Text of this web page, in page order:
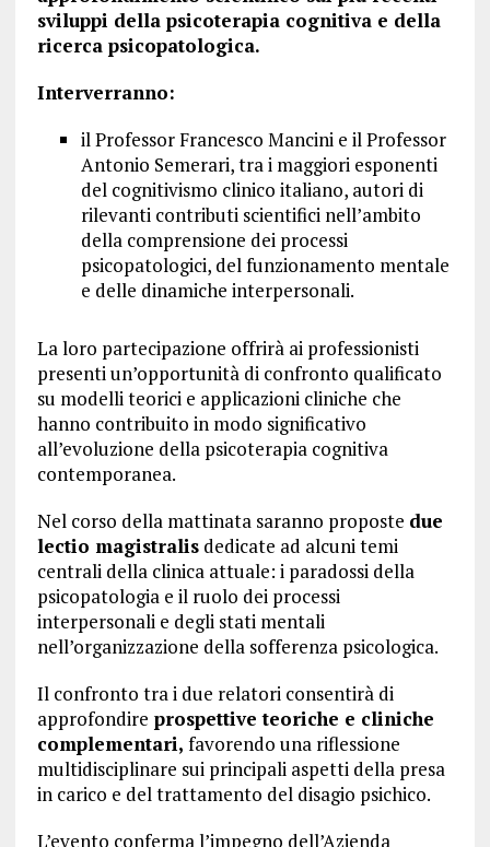
sviluppi della psicoterapia cognitiva e della
ricerca psicopatologica.
Interverranno:
il Professor Francesco Mancini e il Professor
Antonio Semerari, tra i maggiori esponenti
del cognitivismo clinico italiano, autori di
rilevanti contributi scientifici nell’ambito
della comprensione dei processi
psicopatologici, del funzionamento mentale
e delle dinamiche interpersonali.
La loro partecipazione offrirà ai professionisti
presenti un’opportunità di confronto qualificato
su modelli teorici e applicazioni cliniche che
hanno contribuito in modo significativo
all’evoluzione della psicoterapia cognitiva
contemporanea.
Nel corso della mattinata saranno proposte due
lectio magistralisdedicate ad alcuni temi
centrali della clinica attuale: i paradossi della
psicopatologia e il ruolo dei processi
interpersonali e degli stati mentali
nell’organizzazione della sofferenza psicologica.
Il confronto tra i due relatori consentirà di
approfondire prospettive teoriche e cliniche
complementari, favorendo una riflessione
multidisciplinare sui principali aspetti della presa
in carico e del trattamento del disagio psichico.
L’evento conferma l’impegno dell’Azienda